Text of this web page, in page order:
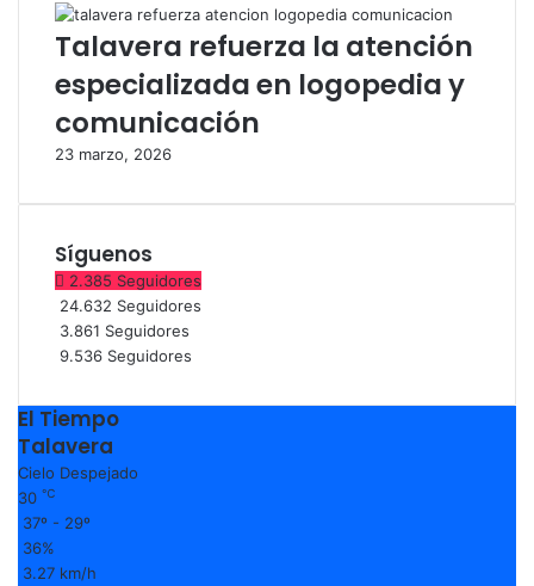
l
A
z
h
e
i
e
n
T
a
l
v
e
a
R
i
Talavera refuerza la atención
especializada en logopedia y
comunicación
23 marzo, 2026
Síguenos
2.385 Seguidores
24.632 Seguidores
3.861 Seguidores
9.536 Seguidores
El Tiempo
Talavera
Cielo Despejado
30 ℃
37º - 29º
36%
3.27 km/h